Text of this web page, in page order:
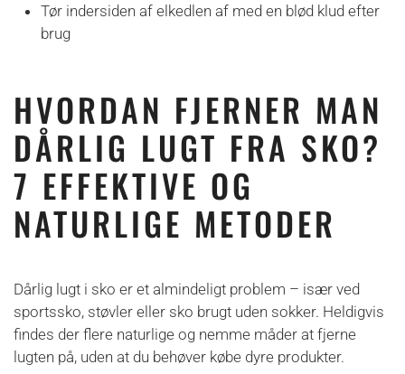
Tør indersiden af elkedlen af med en blød klud efter
brug
HVORDAN FJERNER MAN
DÅRLIG LUGT FRA SKO?
7 EFFEKTIVE OG
NATURLIGE METODER
Dårlig lugt i sko er et almindeligt problem – især ved
sportssko, støvler eller sko brugt uden sokker. Heldigvis
findes der flere naturlige og nemme måder at fjerne
lugten på, uden at du behøver købe dyre produkter.